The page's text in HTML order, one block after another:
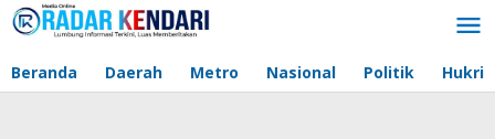
Lewati
ke
Beranda Daerah Metro Nasional Politik